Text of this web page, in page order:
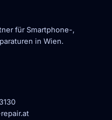
für Smartphone-,
in Wien.